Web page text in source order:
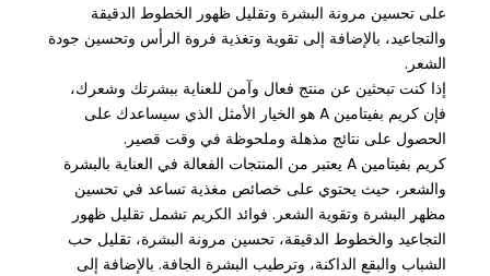
على تحسين مرونة البشرة وتقليل ظهور الخطوط الدقيقة
والتجاعيد، بالإضافة إلى تقوية وتغذية فروة الرأس وتحسين جودة
الشعر.
إذا كنت تبحثين عن منتج فعال وآمن للعناية ببشرتك وشعرك،
فإن كريم بفيتامين A هو الخيار الأمثل الذي سيساعدك على
الحصول على نتائج مذهلة وملحوظة في وقت قصير.
كريم بفيتامين A يعتبر من المنتجات الفعالة في العناية بالبشرة
والشعر، حيث يحتوي على خصائص مغذية تساعد في تحسين
مظهر البشرة وتقوية الشعر. فوائد الكريم تشمل تقليل ظهور
التجاعيد والخطوط الدقيقة، تحسين مرونة البشرة، تقليل حب
الشباب والبقع الداكنة، وترطيب البشرة الجافة. بالإضافة إلى